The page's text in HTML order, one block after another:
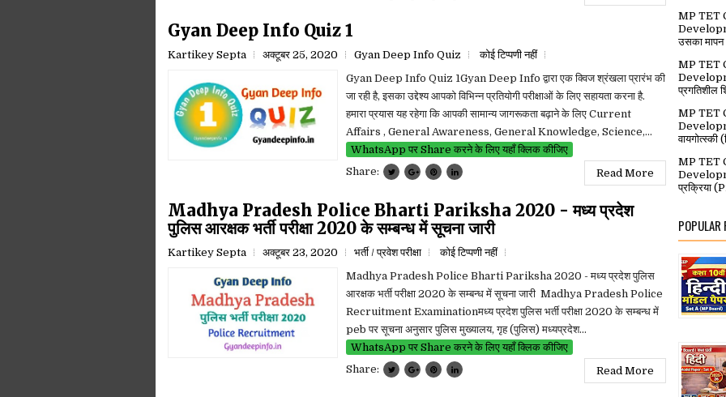
Gyan Deep Info Quiz 1
Kartikey Septa अक्टूबर 25, 2020 Gyan Deep Info Quiz
कोई टिप्पणी नहीं
Gyan Deep Info Quiz 1Gyan Deep Info द्वारा एक क्विज श्रंखला प्रारंभ की
जा रही है, इसका उद्देश्य आपको विभिन्न प्रतियोगी परीक्षाओं के लिए सहायता करना है.
हमारा प्रयास यह रहेगा कि आपकी सामान्य जागरूकता बढ़ाने के लिए Current
Affairs , General Awareness, General Knowledge, Science,...
WhatsApp पर Share करने के लिए यहाँ क्लिक कीजिए
Share:
Read More
Madhya Pradesh Police Bharti Pariksha 2020 - मध्य प्रदेश
पुलिस आरक्षक भर्ती परीक्षा 2020 के सम्बन्ध में सूचना जारी
Kartikey Septa अक्टूबर 23, 2020 भर्ती / प्रवेश परीक्षा
कोई टिप्पणी नहीं
Madhya Pradesh Police Bharti Pariksha 2020 - मध्य प्रदेश पुलिस
आरक्षक भर्ती परीक्षा 2020 के सम्बन्ध में सूचना जारी Madhya Pradesh Police
Recruitment Examinationमध्य प्रदेश पुलिस भर्ती परीक्षा 2020 के सम्बन्ध में
peb पर सूचना अनुसार पुलिस मुख्यालय, गृह (पुलिस) मध्यप्रदेश...
WhatsApp पर Share करने के लिए यहाँ क्लिक कीजिए
Share:
Read More
MP TET
उसका मापन
MP TET
प्रगतिशील
MP TET
वायगोत्स्की
MP TET
प्रक्रिया